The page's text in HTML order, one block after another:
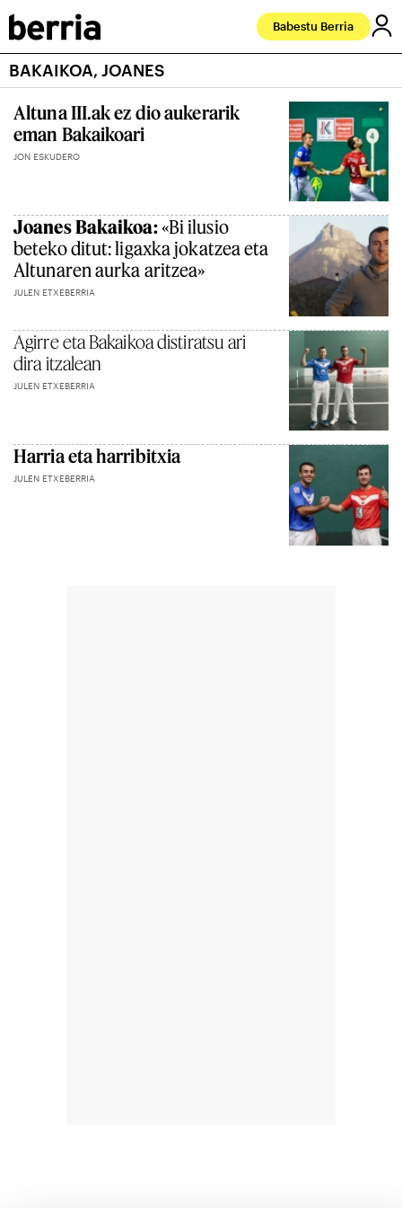
Babestu Berria
BAKAIKOA, JOANES
Altuna III.ak ez dio aukerarik
eman Bakaikoari
JON ESKUDERO
Joanes Bakaikoa:«Bi ilusio
beteko ditut: ligaxka jokatzea eta
Altunaren aurka aritzea»
JULEN ETXEBERRIA
Agirre eta Bakaikoa distiratsu ari
dira itzalean
JULEN ETXEBERRIA
Harria eta harribitxia
JULEN ETXEBERRIA